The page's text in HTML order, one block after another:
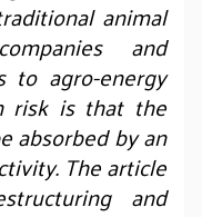
animal
and
to agro-energy
risk is that the
absorbed by an
The article
and